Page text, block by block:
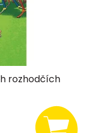
rozhodčích